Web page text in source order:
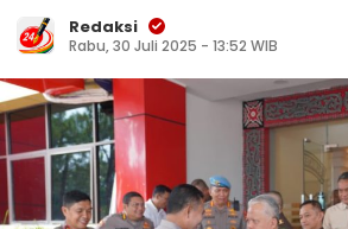
Redaksi
Rabu, 30 Juli 2025 - 13:52 WIB